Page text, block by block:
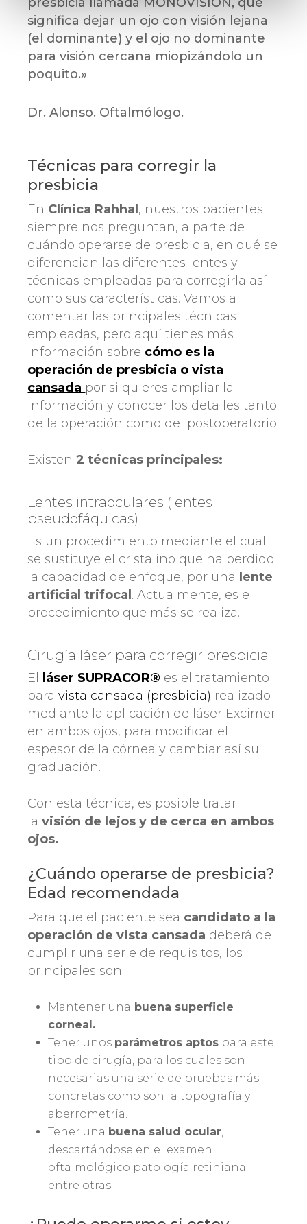
significa dejar un ojo con visión lejana
(el dominante) y el ojo no dominante
para visión cercana miopizándolo un
poquito.»
Dr. Alonso. Oftalmólogo.
Técnicas para corregir la
presbicia
En Clínica Rahhal, nuestros pacientes
siempre nos preguntan, a parte de
cuándo operarse de presbicia, en qué se
diferencian las diferentes lentes y
técnicas empleadas para corregirla así
como sus características. Vamos a
comentar las principales técnicas
empleadas, pero aquí tienes más
información sobre cómo es la
operación de presbicia o vista
cansada por si quieres ampliar la
información y conocer los detalles tanto
de la operación como del postoperatorio.
Existen2 técnicas principales:
Lentes intraoculares (lentes
pseudofáquicas)
Es un procedimiento mediante el cual
se sustituye el cristalino que ha perdido
la capacidad de enfoque, por una lente
artificial trifocal. Actualmente, es el
procedimiento que más se realiza.
Cirugía láser para corregir presbicia
El láser SUPRACOR® es el tratamiento
paravista cansada (presbicia) realizado
mediante la aplicación de láser Excimer
en ambos ojos, para modificar el
espesor de la córnea y cambiar así su
graduación.
Con esta técnica, es posible tratar
lavisión de lejos y de cerca en ambos
ojos.
¿Cuándo operarse de presbicia?
Edad recomendada
Para que el paciente sea candidato a la
operación de vista cansada deberá de
cumplir una serie de requisitos, los
principales son:
Mantener una buena superficie
corneal.
Tener unos parámetros aptos para este
tipo de cirugía, para los cuales son
necesarias una serie de pruebas más
concretas como son la topografía y
aberrometría.
Tener una buena salud ocular
descartándose en el examen
oftalmológico patología retiniana
entre otras.